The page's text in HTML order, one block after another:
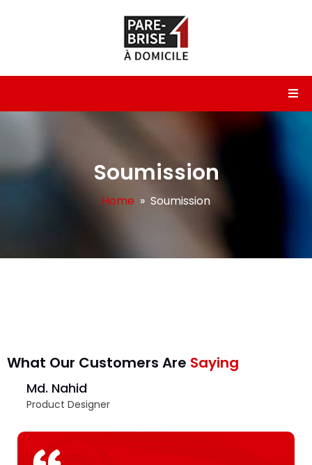
Soumission
Home » Soumission
What Our Customers Are Saying
Md. Nahid
Product Designer